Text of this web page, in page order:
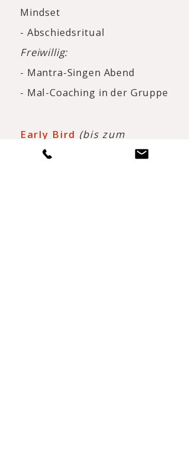
Mindset
- Abschiedsritual
Freiwillig:
- Mantra-Singen Abend
- Mal-Coaching in der Gruppe
Early Bird (bis zum
30.6.26)